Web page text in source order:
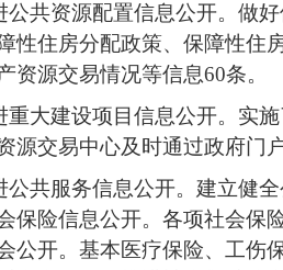
公共资源配置信息公开。做
性住房分配政策、保障性住
资源交易情况等信息60条。
重大建设项目信息公开。实
源交易中心及时通过政府门
公共服务信息公开。建立健
保险信息公开。各项社会保
公开。基本医疗保险、工伤